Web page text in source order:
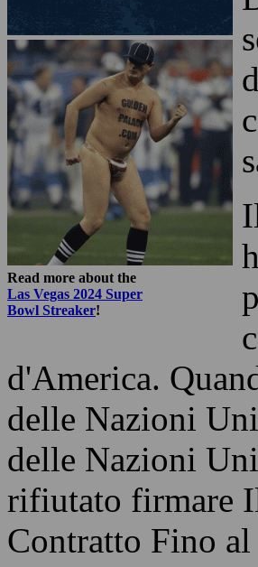
Read more about the
Las Vegas 2024 Super
Bowl Streaker!
d'America.
delle Nazioni
delle Nazioni
rifiutato firmare
Contratto Fino al